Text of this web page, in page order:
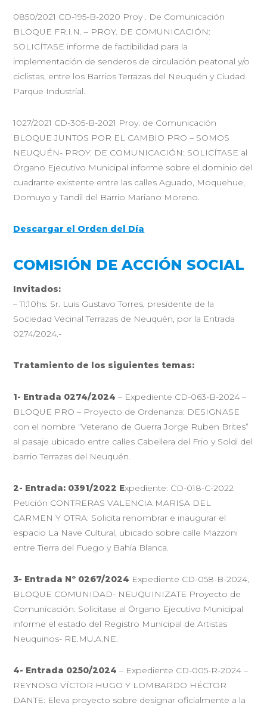
0850/2021 CD-195-B-2020 Proy . De Comunicación
BLOQUE FR.I.N. – PROY. DE COMUNICACIÓN:
SOLICÍTASE informe de factibilidad para la
implementación de senderos de circulación peatonal y/o
ciclistas, entre los Barrios Terrazas del Neuquén y Ciudad
Parque Industrial.
1027/2021 CD-305-B-2021 Proy. de Comunicación
BLOQUE JUNTOS POR EL CAMBIO PRO – SOMOS
NEUQUÉN- PROY. DE COMUNICACIÓN: SOLICÍTASE al
Órgano Ejecutivo Municipal informe sobre el dominio del
cuadrante existente entre las calles Aguado, Moquehue,
Domuyo y Tandil del Barrio Mariano Moreno.
Descargar el Orden del Día
COMISIÓN DE ACCIÓN SOCIAL
Invitados:
– 11:10hs: Sr. Luis Gustavo Torres, presidente de la
Sociedad Vecinal Terrazas de Neuquén, por la Entrada
0274/2024.-
Tratamiento de los siguientes temas:
1- Entrada 0274/2024– Expediente CD-063-B-2024 –
BLOQUE PRO – Proyecto de Ordenanza: DESIGNASE
con el nombre “Veterano de Guerra Jorge Ruben Brites”
al pasaje ubicado entre calles Cabellera del Frio y Soldi del
barrio Terrazas del Neuquén.
2- Entrada: 0391/2022 Expediente: CD-018-C-2022
Petición CONTRERAS VALENCIA MARISA DEL
CARMEN Y OTRA: Solicita renombrar e inaugurar el
espacio La Nave Cultural, ubicado sobre calle Mazzoni
entre Tierra del Fuego y Bahía Blanca.
3- Entrada Nº 0267/2024 Expediente CD-058-B-2024,
BLOQUE COMUNIDAD- NEUQUINIZATE Proyecto de
Comunicación: Solicitase al Órgano Ejecutivo Municipal
informe el estado del Registro Municipal de Artistas
Neuquinos- RE.MU.A.NE.
4- Entrada 0250/2024– Expediente CD-005-R-2024 –
REYNOSO VÍCTOR HUGO Y LOMBARDO HÉCTOR
DANTE: Eleva proyecto sobre designar oficialmente a la